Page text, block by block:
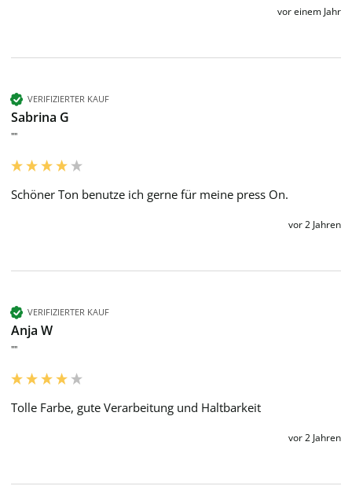
vor einem Jahr
VERIFIZIERTER KAUF
Sabrina G
""
Schöner Ton benutze ich gerne für meine press On.
vor 2 Jahren
VERIFIZIERTER KAUF
Anja W
""
Tolle Farbe, gute Verarbeitung und Haltbarkeit
vor 2 Jahren